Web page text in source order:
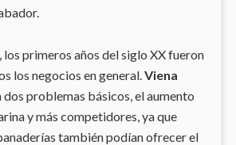
primeros años del siglo XX fueron
los negocios en general.Viena
dos problemas básicos, el aumento
y más competidores, ya que
también podían ofrecer el